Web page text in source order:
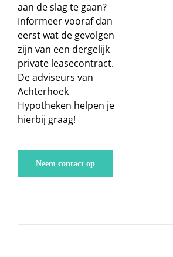
aan de slag te gaan?
Informeer vooraf dan
eerst wat de gevolgen
zijn van een dergelijk
private leasecontract.
De adviseurs van
Achterhoek
Hypotheken helpen je
hierbij graag!
Neem contact op